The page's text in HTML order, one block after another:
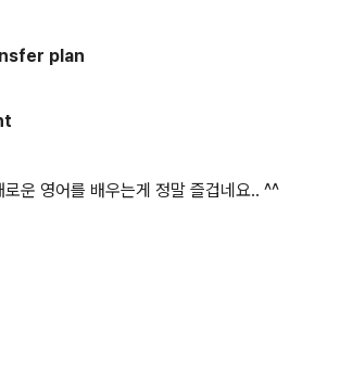
plan
로운 영어를 배우는게 정말 즐겁네요.. ^^